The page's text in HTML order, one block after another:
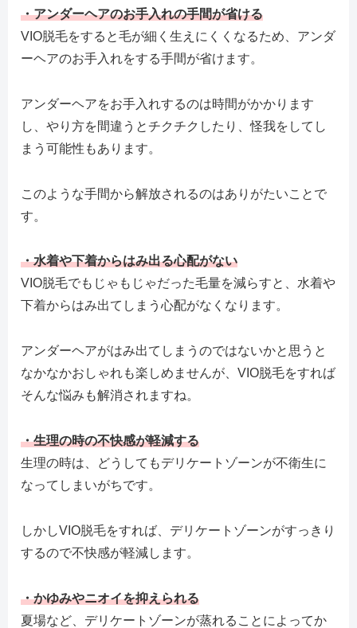
・アンダーヘアのお手入れの手間が省ける
VIO脱毛をすると毛が細く生えにくくなるため、アンダ
ーヘアのお手入れをする手間が省けます。
アンダーヘアをお手入れするのは時間がかかります
し、やり方を間違うとチクチクしたり、怪我をしてし
まう可能性もあります。
このような手間から解放されるのはありがたいことで
す。
・水着や下着からはみ出る心配がない
VIO脱毛でもじゃもじゃだった毛量を減らすと、水着や
下着からはみ出てしまう心配がなくなります。
アンダーヘアがはみ出てしまうのではないかと思うと
なかなかおしゃれも楽しめませんが、VIO脱毛をすれば
そんな悩みも解消されますね。
・生理の時の不快感が軽減する
生理の時は、どうしてもデリケートゾーンが不衛生に
なってしまいがちです。
しかしVIO脱毛をすれば、デリケートゾーンがすっきり
するので不快感が軽減します。
・かゆみやニオイを抑えられる
夏場など、デリケートゾーンが蒸れることによってか